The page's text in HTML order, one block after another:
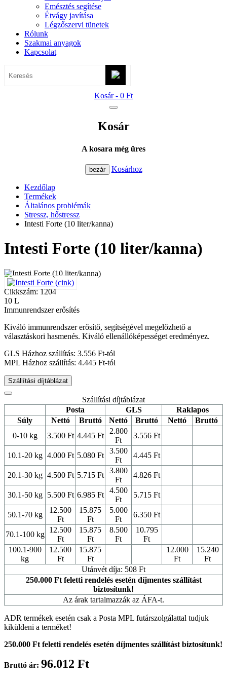
Emésztés segítése
Étvágy javítása
Légzőszervi tünetek
Rólunk
Szakmai anyagok
Kapcsolat
Kosár - 0 Ft
Kosár
A kosara még üres
bezár Kosárhoz
Kezdőlap
Termékek
Általános problémák
Stressz, hőstressz
Intesti Forte (10 liter/kanna)
Intesti Forte (10 liter/kanna)
Cikkszám: 1204
10 L
Immunrendszer erősítés
Kiváló immunrendszer erősítő, segítségével megelőzhető a
választáskori hasmenés. Kiváló ellenállóképességet eredményez.
GLS Házhoz szállítás: 3.556 Ft-tól
MPL Házhoz szállítás: 4.445 Ft-tól
Szállítási díjtáblázat
Szállítási díjtáblázat
Posta
GLS
Raklapos
Súly
Nettó Bruttó Nettó Bruttó Nettó
Bruttó
0-10 kg
3.500 Ft 4.445 Ft
2.800
Ft
3.556 Ft
10.1-20 kg 4.000 Ft 5.080 Ft
3.500
Ft
4.445 Ft
20.1-30 kg 4.500 Ft 5.715 Ft
3.800
Ft
4.826 Ft
30.1-50 kg 5.500 Ft 6.985 Ft
4.500
Ft
5.715 Ft
50.1-70 kg
12.500
Ft
15.875
Ft
5.000
Ft
6.350 Ft
70.1-100 kg
12.500
Ft
15.875
Ft
8.500
Ft
10.795
Ft
100.1-900
kg
12.500
Ft
15.875
Ft
12.000
Ft
15.240
Ft
Utánvét díja: 508 Ft
250.000 Ft feletti rendelés esetén díjmentes szállítást
biztosítunk!
Az árak tartalmazzák az ÁFA-t.
ADR termékek esetén csak a Posta MPL futárszolgálattal tudjuk
kiküldeni a terméket!
250.000 Ft feletti rendelés esetén díjmentes szállítást biztosítunk!
Bruttó ár: 96.012 Ft